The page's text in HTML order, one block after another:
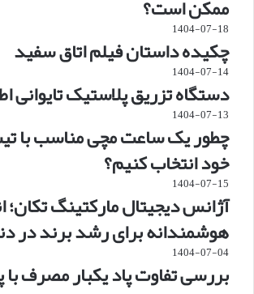
ممکن است؟
1404-07-18
چکیده داستان فیلم اتاق سفید
1404-07-14
دستگاه تزریق پلاستیک تایوانی
1404-07-13
چطور یک ساعت مچی مناسب با
خود انتخاب کنیم؟
1404-07-15
آژانس دیجیتال مارکتینگ تکان؛
هوشمندانه برای رشد برند در
1404-07-04
بررسی تفاوت پاد یکبار مصرف با